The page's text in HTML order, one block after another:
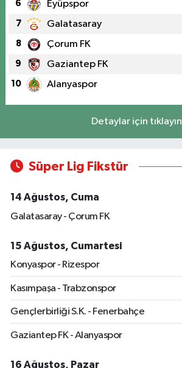
6 Eyüpspor
7 Galatasaray
8 Çorum FK
9 Gaziantep FK
10 Alanyaspor
Detaylar için tıklayın
Süper Lig Fikstür
14 Ağustos, Cuma
Galatasaray - Çorum FK
15 Ağustos, Cumartesi
Konyaspor - Rizespor
Kasımpaşa - Trabzonspor
Gençlerbirliği S.K. - Fenerbahçe
Gaziantep FK - Alanyaspor
16 Ağustos, Pazar